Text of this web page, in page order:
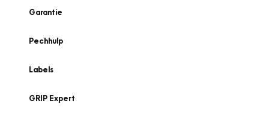
Garantie
Pechhulp
Labels
GRIP Expert